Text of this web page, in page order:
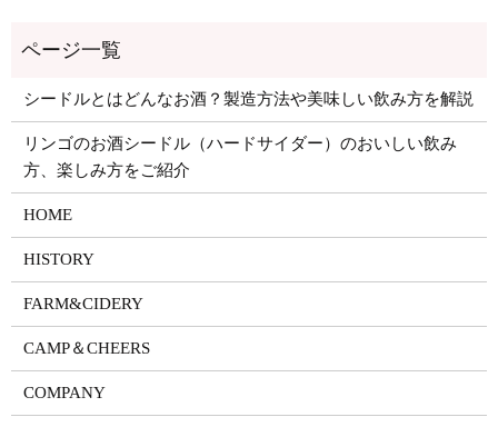
シードルとはどんなお酒？製造方法や美味しい飲み方を解説
リンゴのお酒シードル（ハードサイダー）のおいしい飲み
方、楽しみ方をご紹介
HOME
HISTORY
FARM&CIDERY
CAMP＆CHEERS
COMPANY